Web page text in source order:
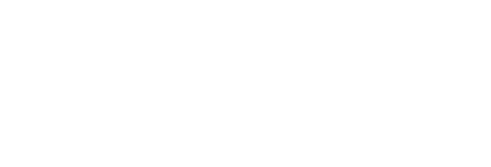
má však svá negativa. Pomineme to, že se nám do
Podstatnější je, že otevřením dveří pouštíme
Rovněž otevřené dveře jsou nejlepší cesta ke